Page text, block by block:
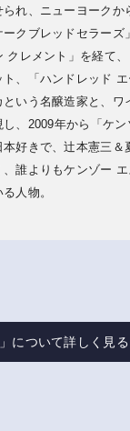
れ、ニューヨークか
クブレッドセラーズ
クレメント」を経て
、「ハンドレッド
いう名醸造家と、ワ
、2009年から「ケン
本好きで、辻本憲三＆
誰よりもケンゾー
人物。
」について詳しく見る